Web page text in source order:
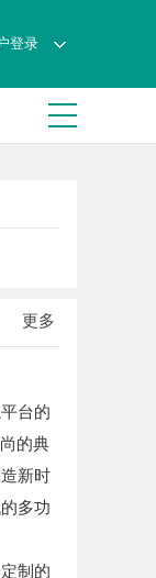
登录
更多
台的
的典
新时
多功
制的